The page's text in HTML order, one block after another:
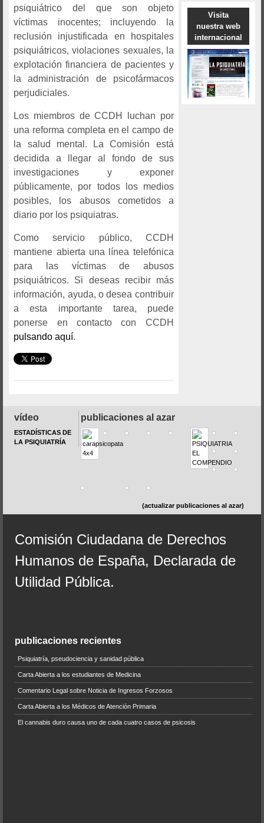
psiquiátrico del que son objeto
víctimas inocentes; incluyendo la
reclusión injustificada en hospitales
psiquiátricos, violaciones sexuales, la
explotación financiera de pacientes y
la administración de psicofármacos
perjudiciales.
Los miembros de CCDH luchan por
una reforma completa en el campo de
la salud mental. La Comisión está
decidida a llegar al fondo de sus
investigaciones y exponer
públicamente, por todos los medios
posibles, los abusos cometidos a
diario por los psiquiatras.
Como servicio público, CCDH
mantiene abierta una línea telefónica
para las víctimas de abusos
psiquiátricos. Si deseas recibir más
información, ayuda, o desea contribuir
a esta importante tarea, puede
ponerse en contacto con CCDH
pulsando aquí.
Visita
nuestra web
internacional
publicaciones al azar
(actualizar publicaciones al azar)
vídeo
ESTADÍSTICAS DE
LA PSIQUIATRÍA
Comisión Ciudadana de Derechos
Humanos de España, Declarada de
Utilidad Pública.
publicaciones recientes
Psiquiatría, pseudociencia y sanidad pública
Carta Abierta a los estudiantes de Medicina
Comentario Legal sobre Noticia de Ingresos Forzosos
Carta Abierta a los Médicos de Atención Primaria
El cannabis duro causa uno de cada cuatro casos de psicosis